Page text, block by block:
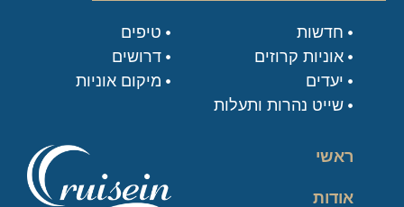
ראשי
אודות
טיפים
דרושים
מיקום אוניות
חדשות
אוניות קרוזים
יעדים
שייט נהרות ותעלות